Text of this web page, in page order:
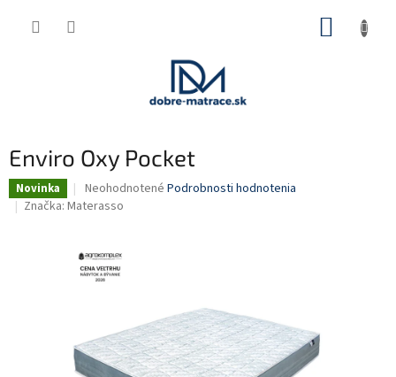
Enviro Oxy Pocket
Novinka
Priemerné
hodnotenie
0,0
z
Neohodnotené Podrobnosti hodnotenia
Značka: Materasso